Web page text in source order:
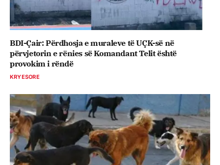
BDI-Çair: Përdhosja e muraleve të UÇK-së në
përvjetorin e rënies së Komandant Telit është
provokim i rëndë
KRYESORE